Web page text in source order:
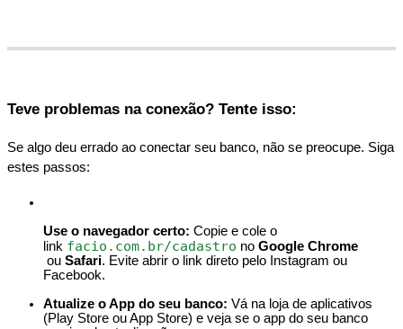
Teve problemas na conexão? Tente isso:
Se algo deu errado ao conectar seu banco, não se preocupe. Siga
estes passos:
Use o navegador certo: Copie e cole o
link facio . com. br/cadastro no Google Chrome
ou Safari. Evite abrir o link direto pelo Instagram ou
Facebook.
Atualize oApp do seu banco: Vá na loja de aplicativos
(Play Store ouApp Store) e veja se o app do seu banco